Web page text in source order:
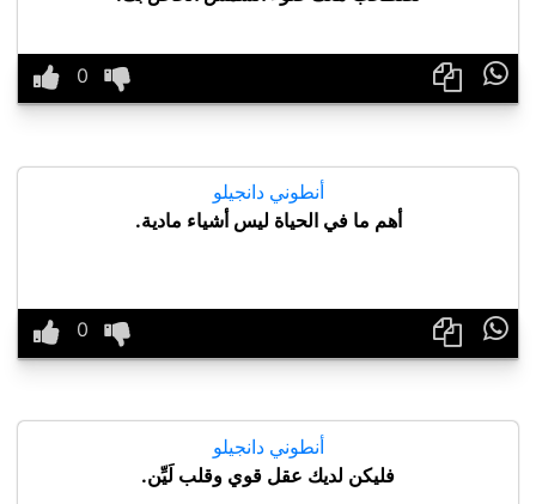

أنطوني دانجيلو
أهم ما في الحياة ليس أشياء مادية.

أنطوني دانجيلو
فليكن لديك عقل قوي وقلب لَيِّن.